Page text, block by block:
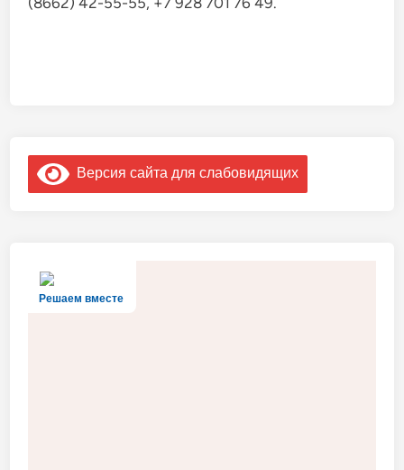
Версия сайта для слабовидящих
Решаем вместе